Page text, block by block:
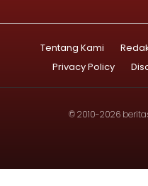
Tentang Kami
Privacy Policy
© 2010-2026